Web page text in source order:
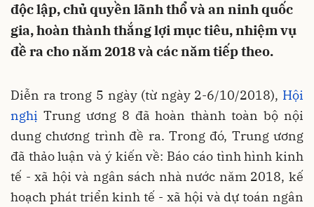
độc lập, chủ quyền lãnh thổ và an ninh quốc
gia, hoàn thành thắng lợi mục tiêu, nhiệm vụ
đề ra cho năm 2018 và các năm tiếp theo.
Diễn ra trong 5 ngày (từ ngày 2-6/10/2018), Hội
nghị Trung ương 8 đã hoàn thành toàn bộ nội
dung chương trình đề ra. Trong đó, Trung ương
đã thảo luận và ý kiến về: Báo cáo tình hình kinh
tế - xã hội và ngân sách nhà nước năm 2018, kế
hoạch phát triển kinh tế - xã hội và dự toán ngân